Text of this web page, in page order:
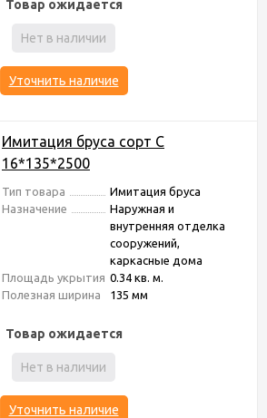
Товар ожидается
Нет в наличии
Уточнить наличие
Имитация бруса сорт С
16*135*2500
Тип товара
Имитация бруса
Назначение
Наружная и
внутренняя отделка
сооружений,
каркасные дома
Площадь укрытия 0.34 кв. м.
Полезная ширина
135 мм
Товар ожидается
Нет в наличии
Уточнить наличие